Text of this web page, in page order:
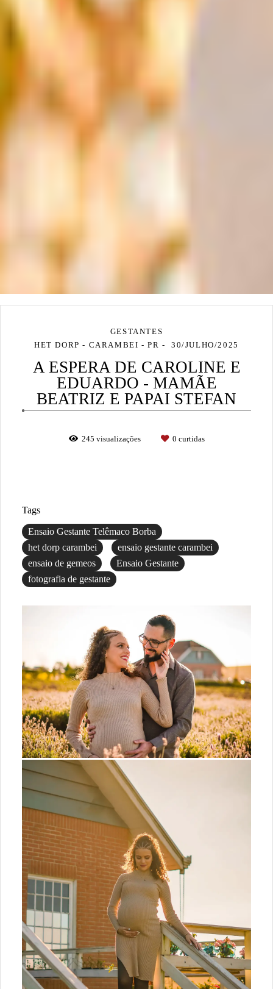
GESTANTES
HET DORP - CARAMBEI - PR
30/JULHO/2025
A ESPERA DE CAROLINE E
EDUARDO - MAMÃE
BEATRIZ E PAPAI STEFAN
245 visualizações 0 curtidas
Tags
Ensaio Gestante Telêmaco Borba
het dorp carambei
ensaio gestante carambei
ensaio de gemeos
Ensaio Gestante
fotografia de gestante